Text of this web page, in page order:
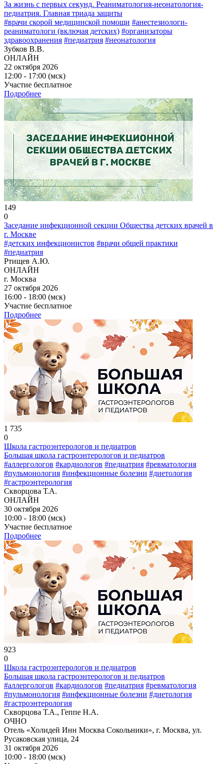
За жизнь с первых секунд. Реаниматология-неонатология-
педиатрия. Главная триада защиты
#врачи скорой медицинской помощи #анестезиологи-
реаниматологи (включая детских) #организаторы
здравоохранения #педиатрия #неонатология
Зубков В.В.
ОНЛАЙН
22 октября 2026
12:00 - 17:00 (мск)
Участие бесплатное
Подробнее
149
0
Заседание инфекционной секции Общества детских врачей в
г. Москве
#детских инфекционистов #врачи общей практики
#педиатрия
Ртищев А.Ю.
ОНЛАЙН
г. Москва
27 октября 2026
16:00 - 18:00 (мск)
Участие бесплатное
Подробнее
1 735
0
Школа гастроэнтерологов и педиатров
Большая школа гастроэнтерологов и педиатров
#аллергологов #кардиологов #педиатрия #ревматология
#пульмонология #инфекционные болезни #диетология
#гастроэнтерология
Скворцова Т.А.
ОНЛАЙН
30 октября 2026
10:00 - 18:00 (мск)
Участие бесплатное
Подробнее
923
0
Школа гастроэнтерологов и педиатров
Большая школа гастроэнтерологов и педиатров
#аллергологов #кардиологов #педиатрия #ревматология
#пульмонология #инфекционные болезни #диетология
#гастроэнтерология
Скворцова Т.А., Геппе Н.А.
ОЧНО
Отель «Холидей Инн Москва Сокольники», г. Москва, ул.
Русаковская улица, 24
31 октября 2026
10:00 - 18:00 (мск)